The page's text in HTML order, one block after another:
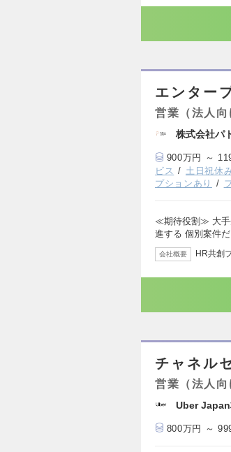
エンター
営業（法人向
株式会社パ
900万円 ～
ビス
土日祝休
プションあり
≪期待役割≫ 大手
進する 個別案件
会社概要 HR共創
チャネル
営業（法人向
Uber
800万円 ～